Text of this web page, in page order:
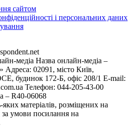
сайтом
і персональних даних
медіа Назва онлайн-медіа –
Адреса: 02091, місто Київ,
будинок 172-Б, офіс 208/1 E-mail:
Телефон: 044-205-43-00
– R40-06068
матеріалів, розміщених на
за умови посилання на